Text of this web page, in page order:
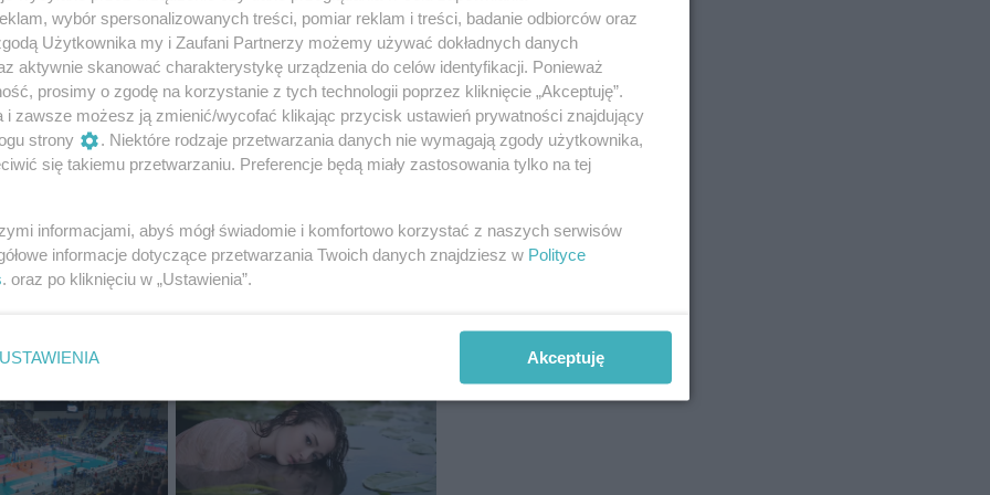
awansował dzięki drugiej pozycji w klasyfikacji
błąd w pierwszym biegu kwalifikacyjnym okazał się
do wielkiego finału dzięki świetnemu, piątemu
dobre tempo i zyskałem wiele pozycji, ale
i na finiszu spadłem na koniec stawki. Mimo
i dumny ze świetnej pracy, jaką wykonaliśmy
wybór spersonalizowanych treści, pomiar reklam i treści, badanie odbiorców oraz
Użytkownika my i Zaufani Partnerzy możemy używać dokładnych danych
aktywnie skanować charakterystykę urządzenia do celów identyfikacji. Ponieważ
prosimy o zgodę na korzystanie z tych technologii poprzez kliknięcie „Akceptuję”.
i zawsze możesz ją zmienić/wycofać klikając przycisk ustawień prywatności znajdujący
strony
. Niektóre rodzaje przetwarzania danych nie wymagają zgody użytkownika,
się takiemu przetwarzaniu. Preferencje będą miały zastosowania tylko na tej
informacjami, abyś mógł świadomie i komfortowo korzystać z naszych serwisów
informacje dotyczące przetwarzania Twoich danych znajdziesz w Polityce
. oraz po kliknięciu w „Ustawienia”.
USTAWIENIA Akceptuję